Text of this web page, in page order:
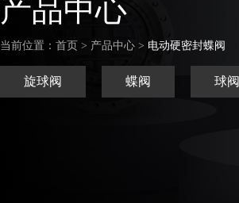
产品中心
当前位置：首页 > 产品中心 > 电动硬密封蝶阀
旋球阀 蝶阀 球阀